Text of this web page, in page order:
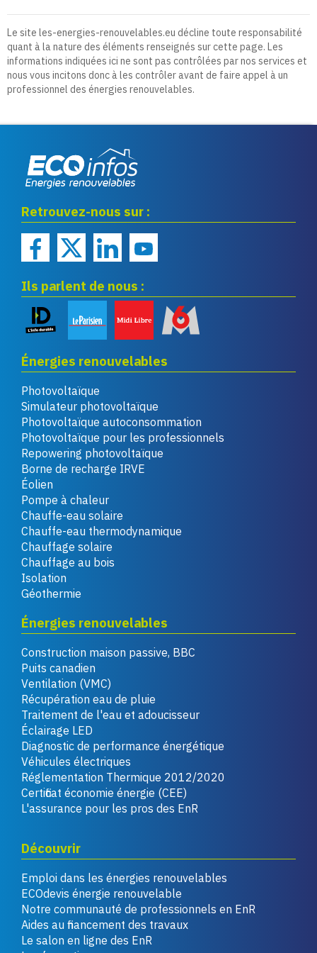
Le site les-energies-renouvelables.eu décline toute responsabilité
quant à la nature des éléments renseignés sur cette page. Les
informations indiquées ici ne sont pas contrôlées par nos services et
nous vous incitons donc à les contrôler avant de faire appel à un
professionnel des énergies renouvelables.
renouvelables
Retrouvez-nous sur :
Ils parlent de nous :
Énergies renouvelables
Photovoltaïque
Simulateur photovoltaïque
Photovoltaïque autoconsommation
Photovoltaïque pour les professionnels
Repowering photovoltaïque
Borne de recharge IRVE
Éolien
Pompe à chaleur
Chauffe-eau solaire
Chauffe-eau thermodynamique
Chauffage solaire
Chauffage au bois
Isolation
Géothermie
Énergies renouvelables
Construction maison passive, BBC
Puits canadien
Ventilation (VMC)
Récupération eau de pluie
Traitement de l'eau et adoucisseur
Éclairage LED
Diagnostic de performance énergétique
Véhicules électriques
Réglementation Thermique 2012/2020
Certificat économie énergie (CEE)
L'assurance pour les pros des EnR
Découvrir
Emploi dans les énergies renouvelables
ECOdevis énergie renouvelable
Notre communauté de professionnels en EnR
Aides au financement des travaux
Le salon en ligne des EnR